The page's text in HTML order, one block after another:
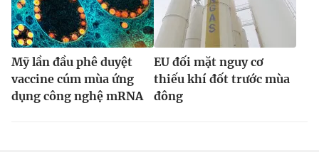
Mỹ lần đầu phê duyệt
vaccine cúm mùa ứng
dụng công nghệ mRNA
EU đối mặt nguy cơ
thiếu khí đốt trước mùa
đông